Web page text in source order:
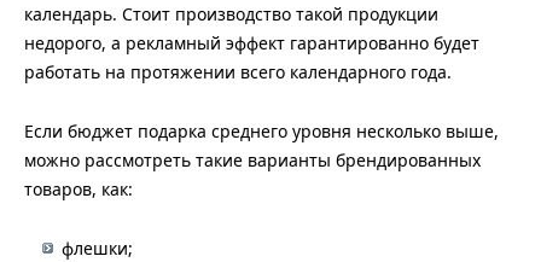
календарь. Стоит производство такой продукции
недорого, а рекламный эффект гарантированно будет
работать на протяжении всего календарного года.
Если бюджет подарка среднего уровня несколько выше,
можно рассмотреть такие варианты брендированных
товаров, как:
флешки;